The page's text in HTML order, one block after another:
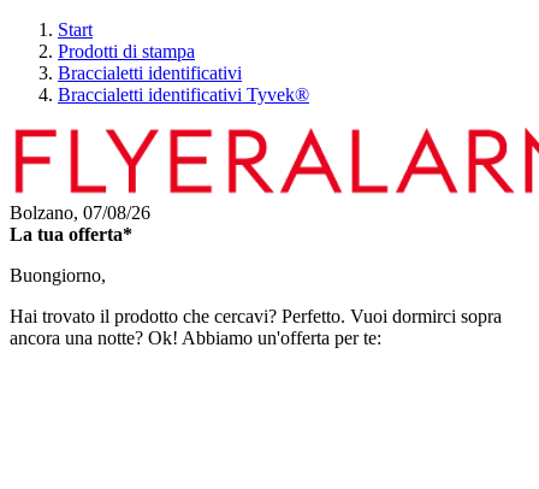
Start
Prodotti di stampa
Braccialetti identificativi
Braccialetti identificativi Tyvek®
Bolzano, 07/08/26
La tua offerta*
Buongiorno,
Hai trovato il prodotto che cercavi? Perfetto. Vuoi dormirci sopra
ancora una notte? Ok! Abbiamo un'offerta per te: